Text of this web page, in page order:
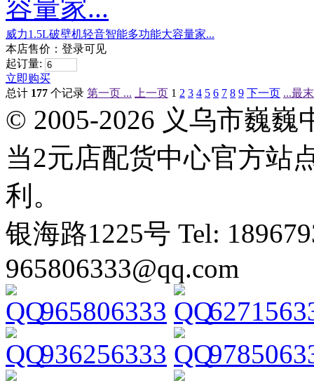
威力1.5L破壁机轻音智能多功能大容量家...
本店售价： 登录可见
起订量:
立即购买
总计 177 个记录 第一页 ... 上一页 1 2 3 4 5 6 7 8 9 下一页 ...最
© 2005-2026 义乌市巍
当2元店配货中心官方站
利。
银海路1225号 Tel:
965806333@qq.com
965806333
936256333